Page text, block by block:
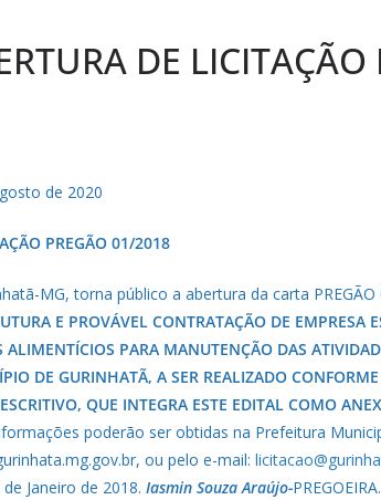
DE LICITAÇÃO
de 2020
PREGÃO 01/2018
MG, torna público a abertura da carta
E PROVÁVEL CONTRATAÇÃO DE EMPRESA
ALIMENTÍCIOS PARA MANUTENÇÃO DAS
DE GURINHATÃ, A SER REALIZADO CONFORME
QUE INTEGRA ESTE EDITAL COMO
poderão ser obtidas na Prefeitura
ou pelo e-mail:
Janeiro de 2018. Iasmin Souza Araújo-PREGOEIRA.